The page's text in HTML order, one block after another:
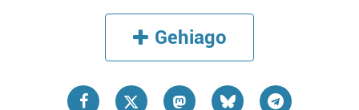
Gehiago